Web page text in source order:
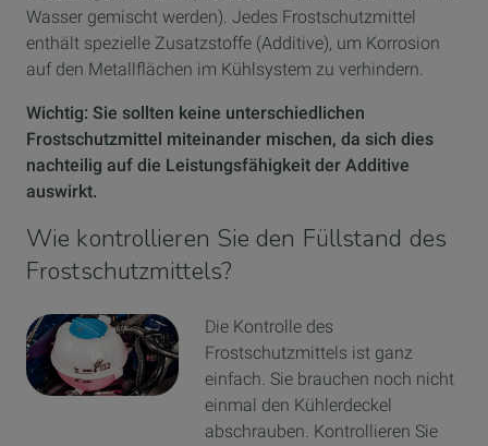
Wasser gemischt werden). Jedes Frostschutzmittel
enthält spezielle Zusatzstoffe (Additive), um Korrosion
auf den Metallflächen im Kühlsystem zu verhindern.
Wichtig: Sie sollten keine unterschiedlichen
Frostschutzmittel miteinander mischen, da sich dies
nachteilig auf die Leistungsfähigkeit der Additive
auswirkt.
Wie kontrollieren Sie den Füllstand des
Frostschutzmittels?
Die Kontrolle des
Frostschutzmittels ist ganz
einfach. Sie brauchen noch nicht
einmal den Kühlerdeckel
abschrauben. Kontrollieren Sie